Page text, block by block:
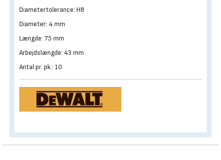
Diametertolerance: H8
Diameter: 4 mm
Længde: 75 mm
Arbejdslængde: 43 mm
Antal pr. pk.: 10